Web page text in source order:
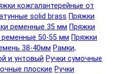
кожгалантерейные от
solid brass Пряжки
ременные 35 мм Пряжки
ременные 50-55 мм Пряжки
38-40мм Рамки,
и унтовый Ручки сумочные
плоские Ручки